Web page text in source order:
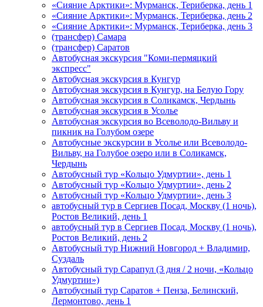
«Сияние Арктики»: Мурманск, Териберка, день 1
«Сияние Арктики»: Мурманск, Териберка, день 2
«Сияние Арктики»: Мурманск, Териберка, день 3
(трансфер) Самара
(трансфер) Саратов
Автобусная экскурсия "Коми-пермяцкий
экспресс"
Автобусная экскурсия в Кунгур
Автобусная экскурсия в Кунгур, на Белую Гору
Автобусная экскурсия в Соликамск, Чердынь
Автобусная экскурсия в Усолье
Автобусная экскурсия во Всеволодо-Вильву и
пикник на Голубом озере
Автобусные экскурсии в Усолье или Всеволодо-
Вильву, на Голубое озеро или в Соликамск,
Чердынь
Автобусный тур «Кольцо Удмуртии», день 1
Автобусный тур «Кольцо Удмуртии», день 2
Автобусный тур «Кольцо Удмуртии», день 3
автобусный тур в Сергиев Посад, Москву (1 ночь),
Ростов Великий, день 1
автобусный тур в Сергиев Посад, Москву (1 ночь),
Ростов Великий, день 2
Автобусный тур Нижний Новгород + Владимир,
Суздаль
Автобусный тур Сарапул (3 дня / 2 ночи, «Кольцо
Удмуртии»)
Автобусный тур Саратов + Пенза, Белинский,
Лермонтово, день 1